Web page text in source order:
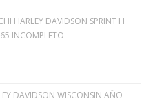
HARLEY DAVIDSON SPRINT H
INCOMPLETO
DAVIDSON WISCONSIN AÑO